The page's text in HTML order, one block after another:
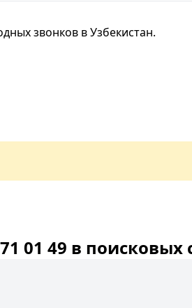
звонков в Узбекистан.
01 49 в поисковых